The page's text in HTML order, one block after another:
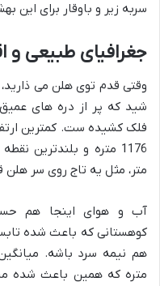
سربه زیر و باوقار برای این
جغرافیای طبیعی و
وقتی قدم توی هلن می
شید که پر از دره های
فلک کشیده ست. کمترین
متر، مثل یه تاج روی سر هلن
آب و هوای اینجا هم
کوهستانی که باعث شده
متره که همین باعث شده